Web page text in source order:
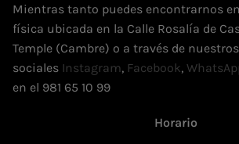
Mientras tanto puedes encontrarnos
física ubicada en la Calle Rosalía de
Temple (Cambre) o a través de
sociales Instagram, Facebook,
en el 981 65 10 99
Horario